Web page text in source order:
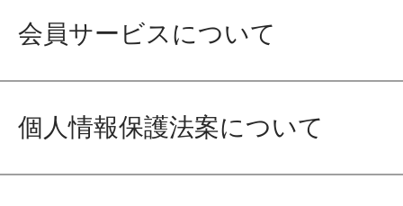
会員サービスについて
個人情報保護法案について